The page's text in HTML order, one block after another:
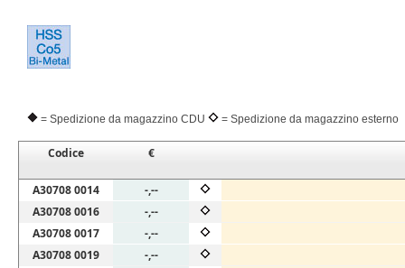
= Spedizione da magazzino CDU = Spedizione da magazzino esterno
Codice €
A30708 0014
-,--
A30708 0016
-,--
A30708 0017
-,--
A30708 0019
-,--